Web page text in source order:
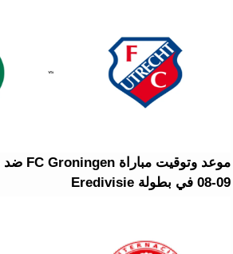
08-09 في بطولة Eredivisie